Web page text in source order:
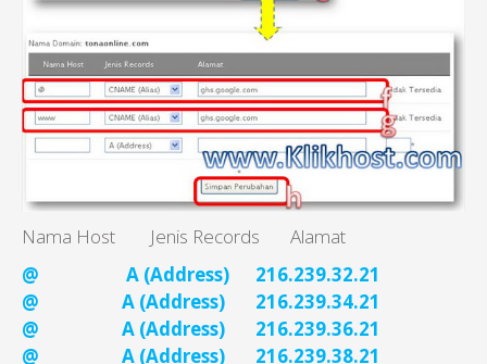
Nama Host Jenis Records Alamat
@ A (Address) 216.239.32.21
@ A (Address) 216.239.34.21
@ A (Address) 216.239.36.21
@ A (Address) 216.239.38.21